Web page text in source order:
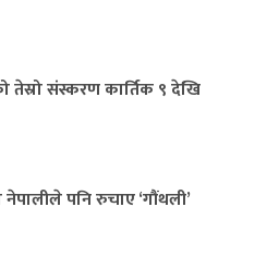
तेस्रो संस्करण कार्तिक ९ देखि
पनि रुचाए ‘गौंथली’